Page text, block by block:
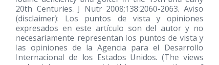
20th Centuries. J Nutr 2008;138:2060-2063. Aviso
(disclaimer): Los puntos de vista y opiniones
expresados en este artículo son del autor y no
necesariamente representan los puntos de vista y
las opiniones de la Agencia para el Desarrollo
Internacional de los Estados Unidos. (The views